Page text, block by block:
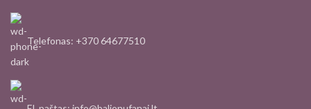
Telefonas: +370 64677510